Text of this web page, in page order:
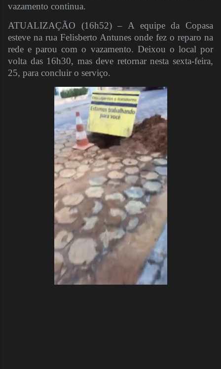
vazamento continua.
ATUALIZAÇÃO (16h52) – A equipe da Copasa
esteve na rua Felisberto Antunes onde fez o reparo na
rede e parou com o vazamento. Deixou o local por
volta das 16h30, mas deve retornar nesta sexta-feira,
25, para concluir o serviço.